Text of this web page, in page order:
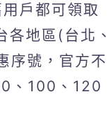
戶都可領取
地區(台北、
序號，官方不
、100、120